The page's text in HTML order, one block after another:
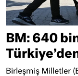
BM: 640
Birleşmiş Milletler